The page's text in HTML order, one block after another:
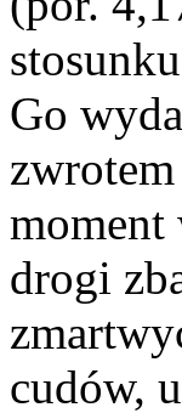
Go
moment
drogi
cudów,